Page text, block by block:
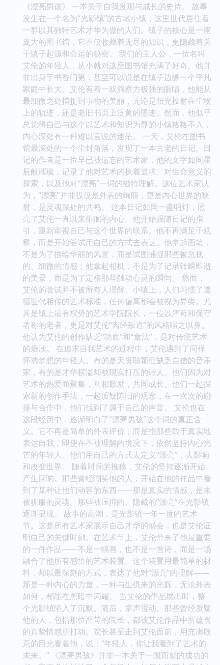
《漂亮男孩》 一本关于自我发现与成长的史诗。 故事
发生在一个名为“光影镇”的古老小镇，这里世代居住着
一群以其独特艺术才华为傲的人们。镇子的核心是一座
庞大的图书馆，它不仅收藏着无尽的知识，更隐藏着关
于镇子起源和命运的秘密。 我们的主人公，一位名叫
艾伦的年轻人，从小就对这座图书馆充满了好奇。他并
非出身于书香门第，甚至可以说是在镇子边缘一个平凡
家庭中长大。艾伦有着一双洞察力极强的眼睛，他能从
最细微之处捕捉到事物的美丽，无论是阳光投射在尘埃
上的轨迹，还是老旧书页上泛黄的墨迹。然而，他似乎
总觉得自己与这个以艺术和知识为尊的小镇格格不入，
内心深处有一种难以言说的迷茫。 一天，艾伦在图书
馆最深处的一个尘封角落，发现了一本古老的日记。日
记的作者是一位早已被遗忘的艺术家，他的文字如同星
辰般璀璨，记录了他对艺术的执着追求、对生命意义的
探索，以及他对“漂亮”一词的独特理解。这位艺术家认
为，“漂亮”并非仅仅是外表的绚丽，更是内心世界的映
射，是灵魂深处的共鸣。 这本日记如同一盏明灯，照
亮了艾伦一直以来徘徊的内心。他开始跟随日记的指
引，重新审视自己与这个世界的联系。他不再满足于观
察，而是开始尝试用自己的方式去表达。他拿起画笔，
不是为了描绘华丽的风景，而是试图捕捉那些被忽视
的、细微的情感；他拿起相机，不是为了记录转瞬即逝
的美景，而是为了定格那些触动心灵的瞬间。 然而，
艾伦的尝试并不被所有人理解。小镇上，人们习惯了遵
循世代相传的艺术标准，任何偏离都会被视为异类。尤
其是镇上最有权势的艺术学院院长，一位以严苛和保守
著称的老者，更是对艾伦“离经叛道”的风格嗤之以鼻。
他认为艾伦的创作缺乏“功底”和“章法”，是对传统艺术
的亵渎。 在追求自我艺术的过程中，艾伦遇到了同样
怀揣梦想的年轻人。有的是天资聪颖但缺乏自信的音乐
家，有的是才华横溢却被现实打压的诗人。他们因为对
艺术的热爱而聚集，互相鼓励，共同成长。他们一起探
索新的创作手法，一起质疑陈旧的观念，在一次次的碰
撞与合作中，他们找到了属于自己的声音。 艾伦也在
这段经历中，逐渐明白了“漂亮男孩”这个词的真正含
义。它不再是简单的外表评价，而是指那些敢于真实地
表达自我，即使在不被理解的境况下，依然坚持内心光
芒的年轻人。他们用自己的方式去定义“漂亮”，去影响
和改变世界。 随着时间的推移，艾伦的坚持逐渐开始
产生回响。那些曾经嘲笑他的人，开始在他的作品中看
到了某种让他们动容的东西——那是真实的情感，是未
被驯服的灵魂。那些被压抑的、隐藏的“漂亮”在光影镇
逐渐显现。 故事的高潮，是光影镇一年一度的艺术
节。这是所有艺术家展示自己才华的盛会，也是艾伦证
明自己的关键时刻。在艺术节上，艾伦带来了他最重要
的一件作品——不是一幅画，也不是一首诗，而是一场
融合了他所有感悟的艺术装置。这个装置用最简单的材
料，却以最深刻的方式，表达了他对“漂亮”的理解——
那是一种内心的力量，一种与生俱来的光辉，无论外表
如何，都能在黑暗中闪耀。 当艾伦的作品展出时，整
个光影镇陷入了沉默。随后，掌声雷动。那些曾经质疑
他的人，包括那位严苛的院长，都被艾伦作品中所蕴含
的真挚情感所打动。院长甚至走到艾伦面前，用充满敬
意的目光看着他，说：“年轻人，你让我看到了艺术的
未来。” 《漂亮男孩》并非一本关于一蹴而就的成功的